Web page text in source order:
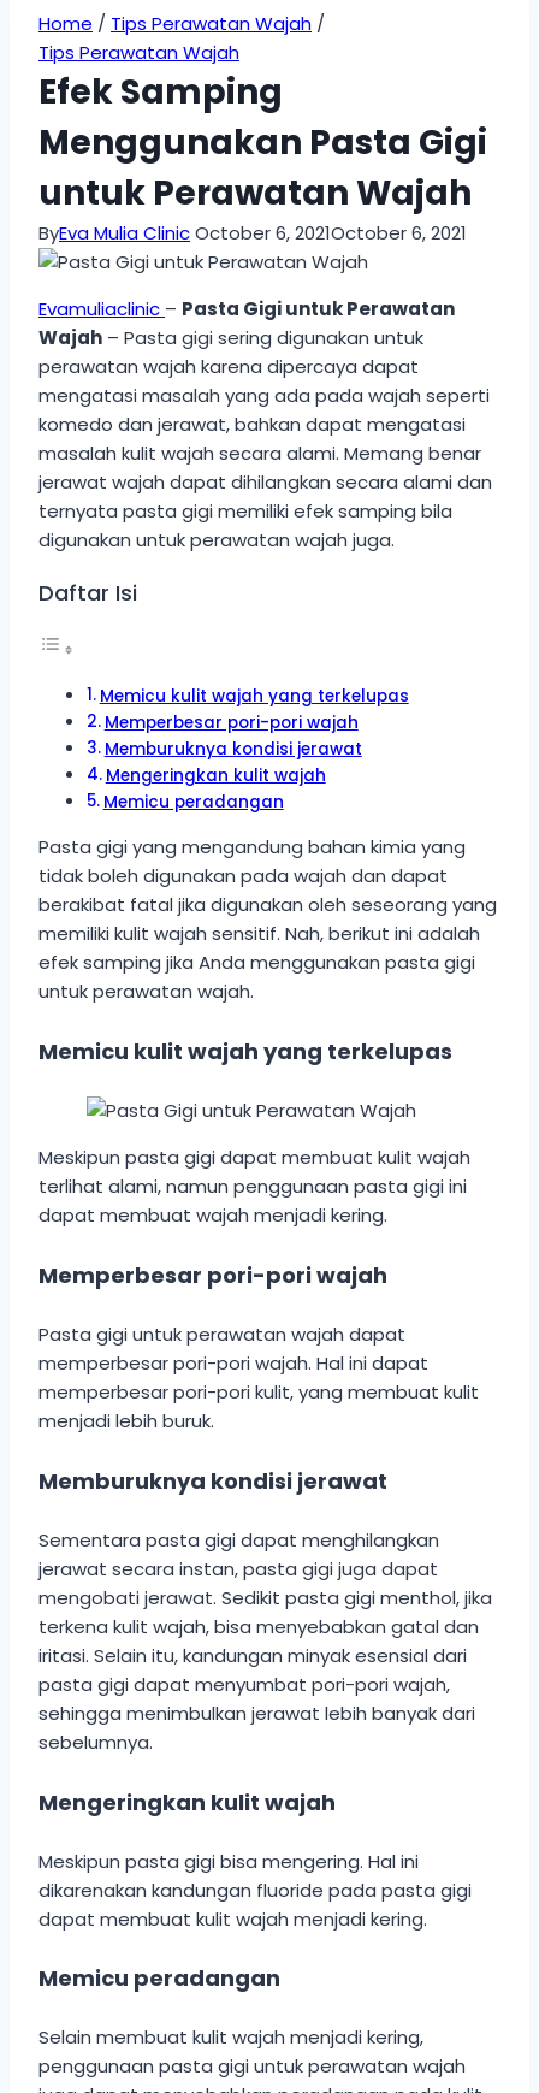
Home / Tips Perawatan Wajah /
Tips Perawatan Wajah
Efek Samping
Menggunakan Pasta Gigi
untuk Perawatan Wajah
ByEva Mulia ClinicOctober 6, 2021October 6, 2021
Evamuliaclinic – Pasta Gigi untuk Perawatan
Wajah – Pasta gigi sering digunakan untuk
perawatan wajah karena dipercaya dapat
mengatasi masalah yang ada pada wajah seperti
komedo dan jerawat, bahkan dapat mengatasi
masalah kulit wajah secara alami. Memang benar
jerawat wajah dapat dihilangkan secara alami dan
ternyata pasta gigi memiliki efek samping bila
digunakan untuk perawatan wajah juga.
Daftar Isi
Memicu kulit wajah yang terkelupas
Memperbesar pori-pori wajah
Memburuknya kondisi jerawat
Mengeringkan kulit wajah
Memicu peradangan
Pasta gigi yang mengandung bahan kimia yang
tidak boleh digunakan pada wajah dan dapat
berakibat fatal jika digunakan oleh seseorang yang
memiliki kulit wajah sensitif. Nah, berikut ini adalah
efek samping jika Anda menggunakan pasta gigi
untuk perawatan wajah.
Memicu kulit wajah yang terkelupas
Meskipun pasta gigi dapat membuat kulit wajah
terlihat alami, namun penggunaan pasta gigi ini
dapat membuat wajah menjadi kering.
Memperbesar pori-pori wajah
Pasta gigi untuk perawatan wajah dapat
memperbesar pori-pori wajah. Hal ini dapat
memperbesar pori-pori kulit, yang membuat kulit
menjadi lebih buruk.
Memburuknya kondisi jerawat
Sementara pasta gigi dapat menghilangkan
jerawat secara instan, pasta gigi juga dapat
mengobati jerawat. Sedikit pasta gigi menthol, jika
terkena kulit wajah, bisa menyebabkan gatal dan
iritasi. Selain itu, kandungan minyak esensial dari
pasta gigi dapat menyumbat pori-pori wajah,
sehingga menimbulkan jerawat lebih banyak dari
sebelumnya.
Mengeringkan kulit wajah
Meskipun pasta gigi bisa mengering. Hal ini
dikarenakan kandungan fluoride pada pasta gigi
dapat membuat kulit wajah menjadi kering.
Memicu peradangan
Selain membuat kulit wajah menjadi kering,
penggunaan pasta gigi untuk perawatan wajah